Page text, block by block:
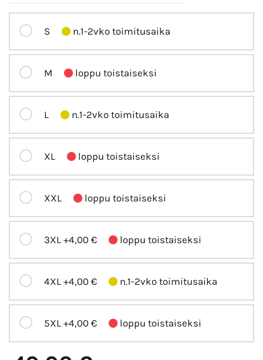
S n.1-2vko toimitusaika
M loppu toistaiseksi
L n.1-2vko toimitusaika
XL loppu toistaiseksi
XXL loppu toistaiseksi
3XL +4,00 € loppu toistaiseksi
4XL +4,00 € n.1-2vko toimitusaika
5XL +4,00 € loppu toistaiseksi